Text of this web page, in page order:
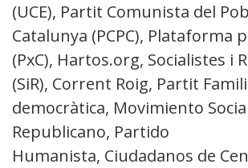
(UCE), Partit Comunista del
Catalunya (PCPC), Plataforma
(PxC), Hartos.org, Socialistes i
(SiR), Corrent Roig, Partit
democràtica, Movimiento
Republicano, Partido
Humanista, Ciudadanos de